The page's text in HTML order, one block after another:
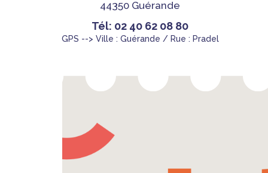
44350 Guérande
Tél: 02 40 62 08 80
GPS --> Ville : Guérande / Rue : Pradel